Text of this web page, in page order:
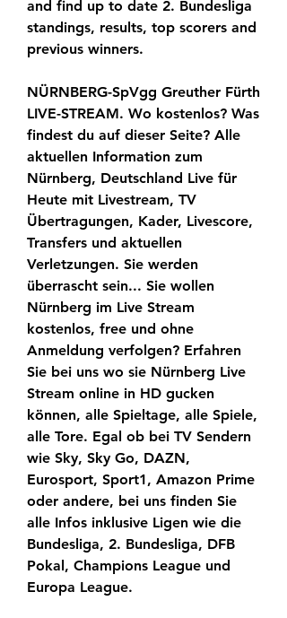
and find up to date 2. Bundesliga
standings, results, top scorers and
previous winners.
NÜRNBERG-SpVgg Greuther Fürth
LIVE-STREAM. Wo kostenlos? Was
findest du auf dieser Seite? Alle
aktuellen Information zum
Nürnberg, Deutschland Live für
Heute mit Livestream, TV
Übertragungen, Kader, Livescore,
Transfers und aktuellen
Verletzungen. Sie werden
überrascht sein... Sie wollen
Nürnberg im Live Stream
kostenlos, free und ohne
Anmeldung verfolgen? Erfahren
Sie bei uns wo sie Nürnberg Live
Stream online in HD gucken
können, alle Spieltage, alle Spiele,
alle Tore. Egal ob bei TV Sendern
wie Sky, Sky Go, DAZN,
Eurosport, Sport1, Amazon Prime
oder andere, bei uns finden Sie
alle Infos inklusive Ligen wie die
Bundesliga, 2. Bundesliga, DFB
Pokal, Champions League und
Europa League.